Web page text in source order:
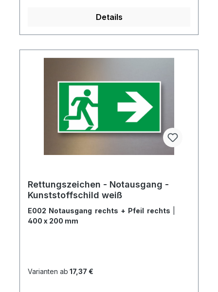
Details
Rettungszeichen - Notausgang -
Kunststoffschild weiß
E002 Notausgang rechts + Pfeil rechts
400 x 200 mm
Varianten ab 17,37 €